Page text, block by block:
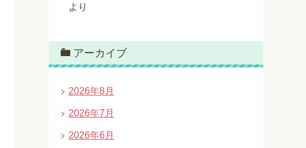
より
アーカイブ
2026年8月
2026年7月
2026年6月